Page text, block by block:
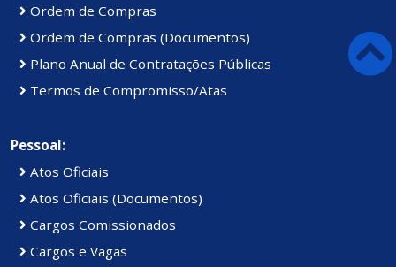
Ordem de Compras
Ordem de Compras (Documentos)
Plano Anual de Contratações Públicas
Termos de Compromisso/Atas
Pessoal:
Atos Oficiais
Atos Oficiais (Documentos)
Cargos Comissionados
Cargos e Vagas